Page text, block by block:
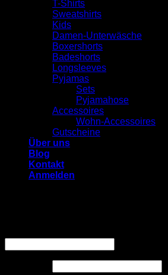
T-Shirts
Sweatshirts
Kids
Damen-Unterwäsche
Boxershorts
Badeshorts
Longsleeves
Pyjamas
Sets
Pyjamahose
Accessoires
Wohn-Accessoires
Gutscheine
Über uns
Blog
Kontakt
Anmelden